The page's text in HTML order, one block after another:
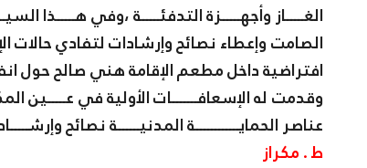
الغـــــاز وأجهـــــزة التدفئـــــة ،وفي هـــــذا
الصامت وإعطاء نصائح وإرشادات لتفادي حالات
افتراضية داخل مطعم الإقامة هني صالح حول
وقدمت له الإسعافـــــــات الأولية في
عناصر الحمايــــــــــــة المدنيــــــة نصائح
ط . مكراز